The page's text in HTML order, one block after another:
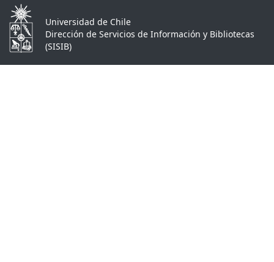
Universidad de Chile
Dirección de Servicios de Información y Bibliotecas
(SISIB)